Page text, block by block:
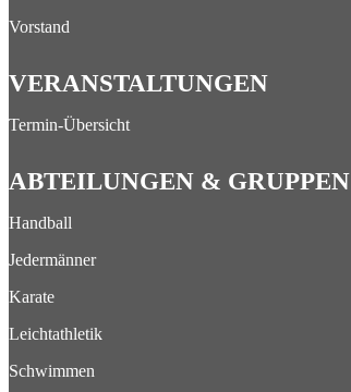
Vorstand
VERANSTALTUNGEN
Termin-Übersicht
ABTEILUNGEN & GRUPPEN
Handball
Jedermänner
Karate
Leichtathletik
Schwimmen